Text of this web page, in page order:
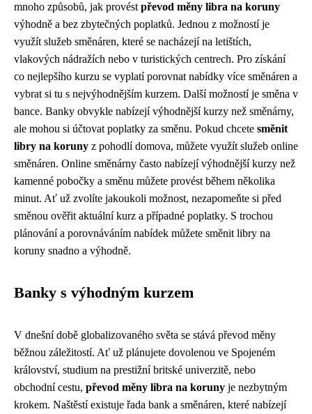
mnoho způsobů, jak provést převod měny libra na koruny
výhodně a bez zbytečných poplatků. Jednou z možností je
využít služeb směnáren, které se nacházejí na letištích,
vlakových nádražích nebo v turistických centrech. Pro získání
co nejlepšího kurzu se vyplatí porovnat nabídky více směnáren a
vybrat si tu s nejvýhodnějším kurzem. Další možností je směna v
bance. Banky obvykle nabízejí výhodnější kurzy než směnárny,
ale mohou si účtovat poplatky za směnu. Pokud chcete směnit
libry na koruny z pohodlí domova, můžete využít služeb online
směnáren. Online směnárny často nabízejí výhodnější kurzy než
kamenné pobočky a směnu můžete provést během několika
minut. Ať už zvolíte jakoukoli možnost, nezapomeňte si před
směnou ověřit aktuální kurz a případné poplatky. S trochou
plánování a porovnáváním nabídek můžete směnit libry na
koruny snadno a výhodně.
Banky s výhodným kurzem
V dnešní době globalizovaného světa se stává převod měny
běžnou záležitostí. Ať už plánujete dovolenou ve Spojeném
království, studium na prestižní britské univerzitě, nebo
obchodní cestu, převod měny libra na koruny je nezbytným
krokem. Naštěstí existuje řada bank a směnáren, které nabízejí